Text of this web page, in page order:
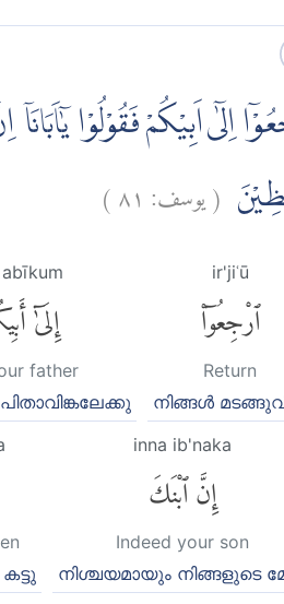
اِلٰٓى اَبِيْكُمْ فَقُوْلُوْا
(يوسف: ٨١)
ir'jiʿū
ٱرْجِعُوٓا۟
Return
നിങ്ങള്‍
إِلَىٰٓ
father
inna ib'naka
إِنَّ ٱبْنَكَ
Indeed your son
നിശ്ചയമായും നിങ്ങളുടെ